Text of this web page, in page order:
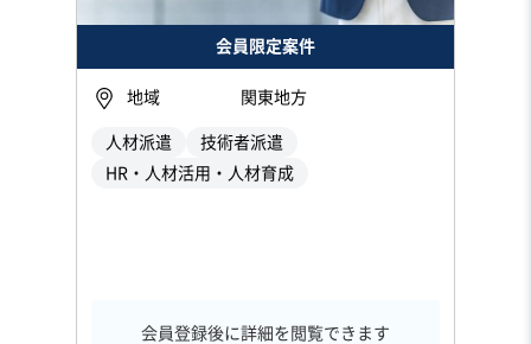
会員限定案件
地域 関東地方
人材派遣
技術者派遣
HR・人材活用・人材育成
会員登録後に詳細を閲覧できます